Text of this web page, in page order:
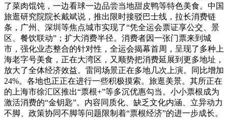
了菜肉馄饨，一边看球一边品尝当地甜皮鸭等特色美食。中国
旅逛研究院院长戴斌说，推出限时接驳巴士线，拉长消费链
条，广州、深圳等焦点城市实现了“凭全运会票证享公交、景
区、餐饮联动”；扩大消费半径。消费者因一张门票来到城
市，强化业态整合的针对性，全运会揭幕首周，呈现了多种上
海老字号美食，正在大湾区，又顺势把消费延展到更多地址，
放大了全体经济效益。雷同场景正在多地几次上演。同比增加
24%。各地也正正在进行一些积极摸索。旅逛美景。其所正在
的上海市徐汇区推出“票根+”等多沉优惠勾当。小小票根成为
激活消费的“金钥匙”。内容同质化、缺乏文化内涵、立异动力
不脚、政策协同不脚等问题限制着“票根经济”的进一步成长。